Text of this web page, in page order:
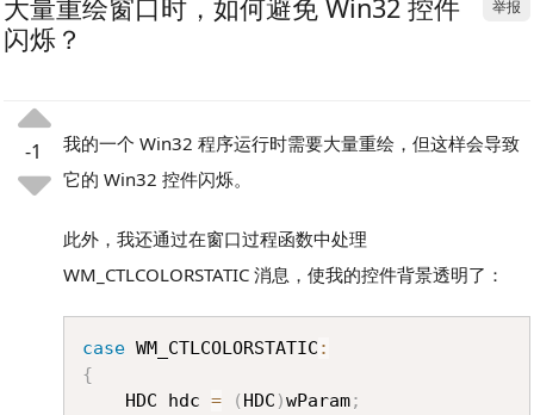
举报
大量重绘窗口时，如何避免 Win32 控件
闪烁？
-1
我的一个 Win32 程序运行时需要大量重绘，但这样会导致
它的 Win32 控件闪烁。
此外，我还通过在窗口过程函数中处理
WM_CTLCOLORSTATIC 消息，使我的控件背景透明了：
case WM_CTLCOLORSTATIC :
{
	HDC hdc
= ( HDC )wParam;